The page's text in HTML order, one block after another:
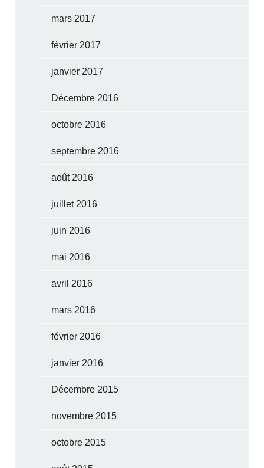
mars 2017
février 2017
janvier 2017
Décembre 2016
octobre 2016
septembre 2016
août 2016
juillet 2016
juin 2016
mai 2016
avril 2016
mars 2016
février 2016
janvier 2016
Décembre 2015
novembre 2015
octobre 2015